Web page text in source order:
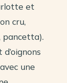
et
cru,
pancetta).
une